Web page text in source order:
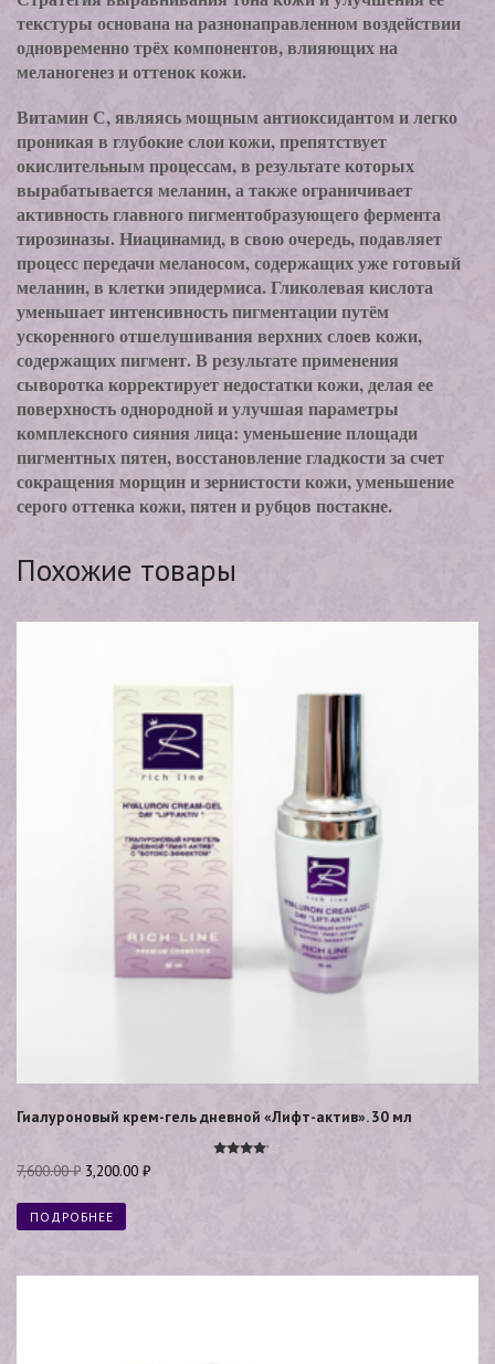
текстуры основана на разнонаправленном воздействии
одновременно трёх компонентов, влияющих на
меланогенез и оттенок кожи.
Витамин С, являясь мощным антиоксидантом и легко
проникая в глубокие слои кожи, препятствует
окислительным процессам, в результате которых
вырабатывается меланин, а также ограничивает
активность главного пигментобразующего фермента
тирозиназы. Ниацинамид, в свою очередь, подавляет
процесс передачи меланосом, содержащих уже готовый
меланин, в клетки эпидермиса. Гликолевая кислота
уменьшает интенсивность пигментации путём
ускоренного отшелушивания верхних слоев кожи,
содержащих пигмент. В результате применения
сыворотка корректирует недостатки кожи, делая ее
поверхность однородной и улучшая параметры
комплексного сияния лица: уменьшение площади
пигментных пятен, восстановление гладкости за счет
сокращения морщин и зернистости кожи, уменьшение
серого оттенка кожи, пятен и рубцов постакне.
Похожие товары
Гиалуроновый крем-гель дневной «Лифт-актив». 30 мл
7,600.00₽ 3,200.00 ₽
ПОДРОБНЕЕ